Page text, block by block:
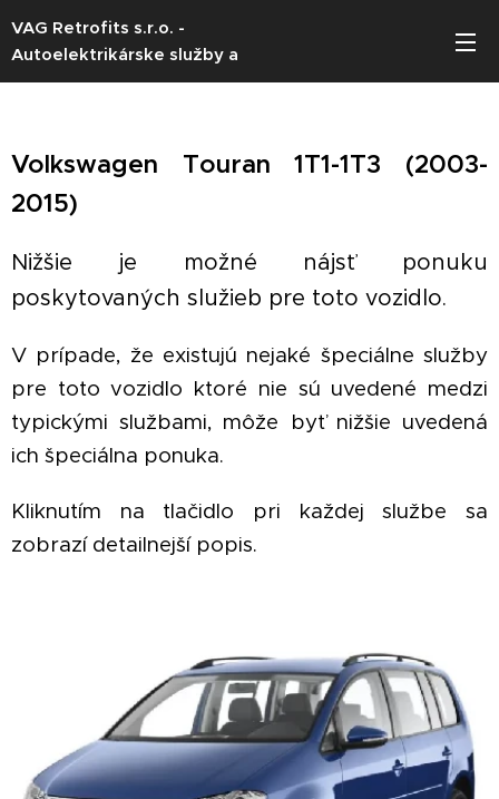
VAG Retrofits s.r.o. -
Autoelektrikárske služby a
softvérové úpravy vozidiel VW AG
Volkswagen Touran 1T1-1T3 (2003-
2015)
Nižšie je možné nájsť ponuku
poskytovaných služieb pre toto vozidlo.
V prípade, že existujú nejaké špeciálne služby
pre toto vozidlo ktoré nie sú uvedené medzi
typickými službami, môže byť nižšie uvedená
ich špeciálna ponuka.
Kliknutím na tlačidlo pri každej službe sa
zobrazí detailnejší popis.